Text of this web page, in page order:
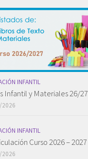
INFANTIL
Infantil y Materiales 26/27
INFANTIL
Curso 2026 – 2027